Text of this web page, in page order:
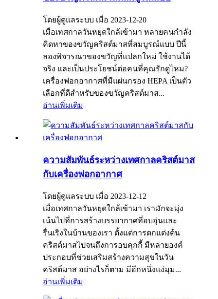
โดยผู้ดูแลระบบ เมื่อ 2023-12-20
เมื่อเทศกาลวันหยุดใกล้เข้ามา หลายคนกำลัง
คิดหาของขวัญคริสต์มาสที่สมบูรณ์แบบ ปีนี้
ลองพิจารณาของขวัญที่แปลกใหม่ ใช้งานได้
จริง และเป็นประโยชน์ต่อคนที่คุณรักดูไหม?
เครื่องฟอกอากาศที่มีแผ่นกรอง HEPA เป็นตัว
เลือกที่ดีสำหรับของขวัญคริสต์มาส...
อ่านเพิ่มเติม
ความสัมพันธ์ระหว่างเทศกาลคริสต์มาส
กับเครื่องฟอกอากาศ
โดยผู้ดูแลระบบ เมื่อ 2023-12-12
เมื่อเทศกาลวันหยุดใกล้เข้ามา เรามักจะมุ่ง
เน้นไปที่การสร้างบรรยากาศที่อบอุ่นและ
รื่นเริงในบ้านของเรา ตั้งแต่การตกแต่งต้น
คริสต์มาสไปจนถึงการอบคุกกี้ มีหลายองค์
ประกอบที่ช่วยเสริมสร้างความสุขในวัน
คริสต์มาส อย่างไรก็ตาม มีอีกหนึ่งแง่มุม...
อ่านเพิ่มเติม